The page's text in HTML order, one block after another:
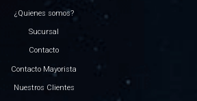
¿Quienes somos?
Sucursal
Contacto
Contacto Mayorista
Nuestros Clientes